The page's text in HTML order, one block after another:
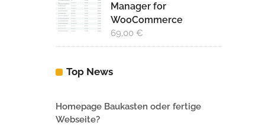
Manager for
WooCommerce
69,00 €
Top News
Homepage Baukasten oder fertige
Webseite?